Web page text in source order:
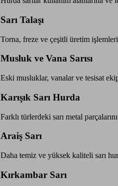
Sarı Talaşı
Torna, freze ve çeşitli üretim işlemleri
Musluk ve Vana Sarısı
Eski musluklar, vanalar ve tesisat
Karışık Sarı Hurda
Farklı türlerdeki sarı metal
Araiş Sarı
Daha temiz ve yüksek kaliteli sarı
Kırkambar Sarı